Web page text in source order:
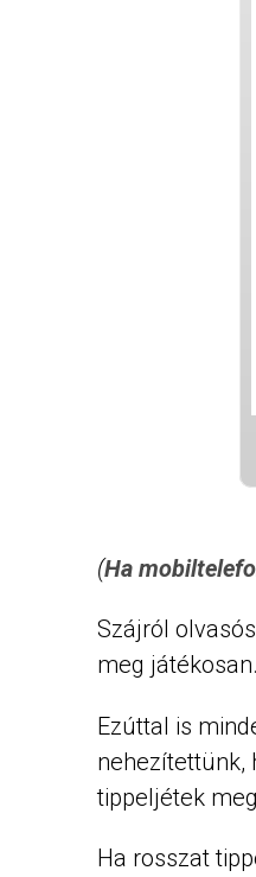
(Ha
Szájról
meg játékosan.
Ezúttal is
nehezítettünk,
tippeljétek
Ha rosszat